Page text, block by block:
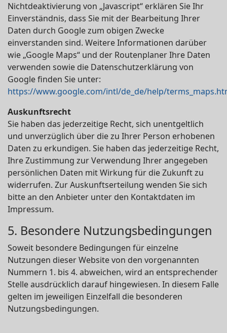
Nichtdeaktivierung von „Javascript“ erklären Sie Ihr
Einverständnis, dass Sie mit der Bearbeitung Ihrer
Daten durch Google zum obigen Zwecke
einverstanden sind. Weitere Informationen darüber
wie „Google Maps“ und der Routenplaner Ihre Daten
verwenden sowie die Datenschutzerklärung von
Google finden Sie unter:
https://www.google.com/intl/de_de/help/
Auskunftsrecht
Sie haben das jederzeitige Recht, sich unentgeltlich
und unverzüglich über die zu Ihrer Person erhobenen
Daten zu erkundigen. Sie haben das jederzeitige Recht,
Ihre Zustimmung zur Verwendung Ihrer angegeben
persönlichen Daten mit Wirkung für die Zukunft zu
widerrufen. Zur Auskunftserteilung wenden Sie sich
bitte an den Anbieter unter den Kontaktdaten im
Impressum.
5. Besondere Nutzungsbedingungen
Soweit besondere Bedingungen für einzelne
Nutzungen dieser Website von den vorgenannten
Nummern 1. bis 4. abweichen, wird an entsprechender
Stelle ausdrücklich darauf hingewiesen. In diesem Falle
gelten im jeweiligen Einzelfall die besonderen
Nutzungsbedingungen.